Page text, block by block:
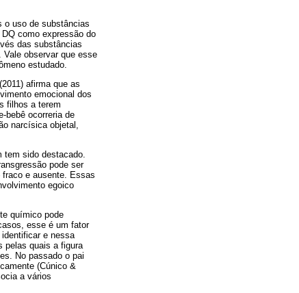
o uso de substâncias
como expressão do
das substâncias
observar que esse
estudado.
afirma que as
emocional dos
filhos a terem
bebê ocorreria de
narcísica objetal,
tem sido destacado.
pode ser
e ausente. Essas
egoico
químico pode
esse é um fator
e nessa
pelas quais a figura
No passado o pai
(Cúnico &
a vários